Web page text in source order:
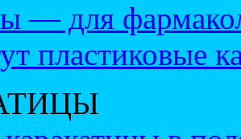
— для
пластиковые